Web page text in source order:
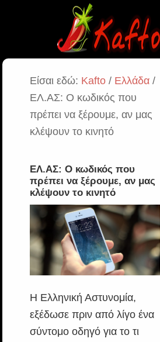
Είσαι εδώ: Kafto/ Ελλάδα/
ΕΛ.ΑΣ: O κωδικός που
πρέπει να ξέρουμε, αν μας
κλέψουν το κινητό
ΕΛ.ΑΣ: O κωδικός που
πρέπει να ξέρουμε, αν μας
κλέψουν το κινητό
Η Ελληνική Αστυνομία,
εξέδωσε πριν από λίγο ένα
σύντομο οδηγό για το τι